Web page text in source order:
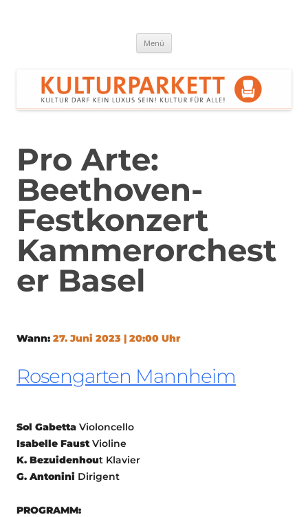
Menü
Pro Arte:
Beethoven-
Festkonzert
Kammerorchest
er Basel
Wann: 27. Juni 2023 | 20:00 Uhr
Rosengarten Mannheim
Sol Gabetta Violoncello
Isabelle Faust Violine
K. Bezuidenhout Klavier
G. Antonini Dirigent
PROGRAMM: